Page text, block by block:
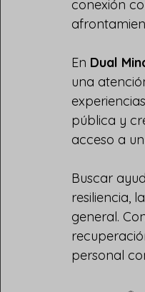
conexión
En Dual
una
pública y
acceso a
Buscar
resiliencia,
general.
personal